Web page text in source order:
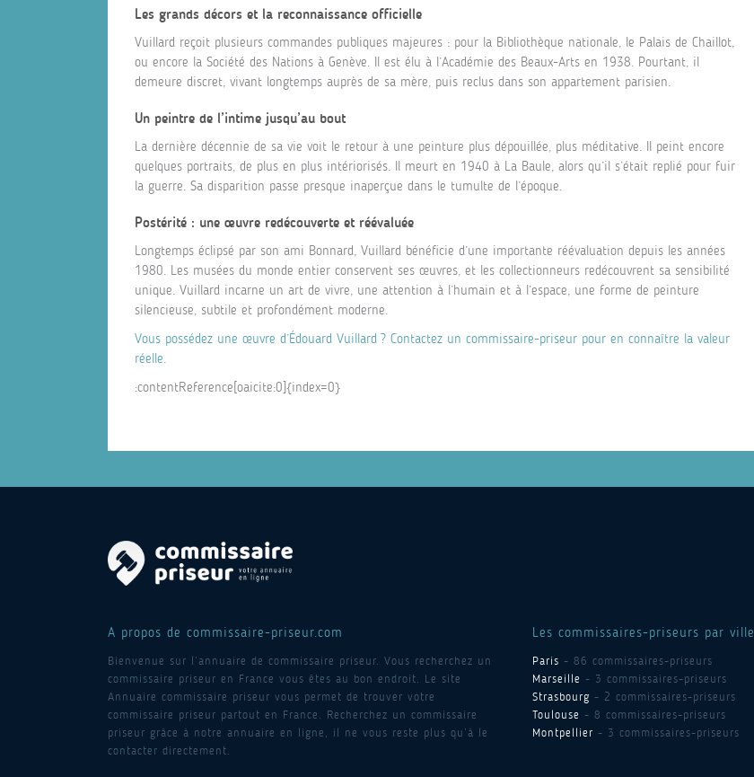
Les grands décors et la reconnaissance officielle
Vuillard reçoit plusieurs commandes publiques majeures : pour la Bibliothèque nationale, le Palais de Chaillot,
ou encore la Société des Nations à Genève. Il est élu à l’Académie des Beaux-Arts en 1938. Pourtant, il
demeure discret, vivant longtemps auprès de sa mère, puis reclus dans son appartement parisien.
Un peintre de l’intime jusqu’au bout
La dernière décennie de sa vie voit le retour à une peinture plus dépouillée, plus méditative. Il peint encore
quelques portraits, de plus en plus intériorisés. Il meurt en 1940 à La Baule, alors qu’il s’était replié pour fuir
la guerre. Sa disparition passe presque inaperçue dans le tumulte de l’époque.
Postérité : une œuvre redécouverte et réévaluée
Longtemps éclipsé par son ami Bonnard, Vuillard bénéficie d’une importante réévaluation depuis les années
1980. Les musées du monde entier conservent ses œuvres, et les collectionneurs redécouvrent sa sensibilité
unique. Vuillard incarne un art de vivre, une attention à l’humain et à l’espace, une forme de peinture
silencieuse, subtile et profondément moderne.
Vous possédez une œuvre d’Édouard Vuillard ? Contactez un commissaire-priseur pour en connaître la valeur
réelle.
​:contentReference[oaicite:0]{index=0}​
A propos de commissaire-priseur.com
Bienvenue sur l’annuaire de commissaire priseur. Vous recherchez un
commissaire priseur en France vous êtes au bon endroit. Le site
Annuaire commissaire priseur vous permet de trouver votre
commissaire priseur partout en France. Recherchez un commissaire
priseur grâce à notre annuaire en ligne, il ne vous reste plus qu’à le
contacter directement.
Les commissaires-priseurs par ville
Paris - 86 commissaires-priseurs
Marseille - 3 commissaires-priseurs
Strasbourg - 2 commissaires-priseurs
Toulouse - 8 commissaires-priseurs
Montpellier - 3 commissaires-priseurs